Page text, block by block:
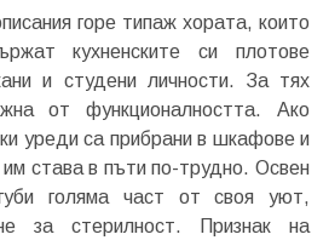
горе типаж хората, които
кухненските си плотове
и студени личности. За тях
от функционалността. Ако
уреди са прибрани в шкафове и
им става в пъти по-трудно. Освен
голяма част от своя уют,
за стерилност. Признак на